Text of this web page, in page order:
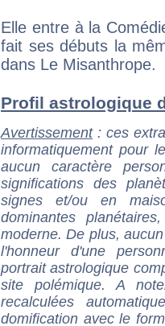
Elle entre à la
fait ses débuts la
dans Le Misanthrope.
Profil astrologique
Avertissement: ces
informatiquement pour
aucun caractère
significations des
signes et/ou en
dominantes
moderne. De plus,
l'honneur d'une
portrait astrologique
site polémique. A
recalculées
domification avec le